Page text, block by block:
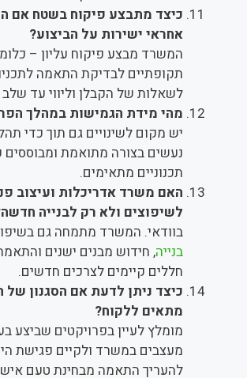
כיצד מתבצע פיקוח בשטח אם
אחראי ישירות על הביצוע?
המשרד מבצע פיקוח עליון –
תקופתיים לבדיקת התאמה
לשאלות של הקבלן וליווי עד
מהי מידת הגמישות במהלך
יש מקום לשינויים גם תוך כדי
נעשים בצורה מתואמת ומבוססים
תכנוניים מתאימים.
האם משרד אדריכלות ועיצוב
לשיפוצים ולא רק לבנייה
בוודאי. המשרד מתמחה גם
בנייה, חידוש מבנים ישנים
חללים קיימים לצרכים חדשים.
כיצד ניתן לדעת אם הסגנון
מתאים ללקוח?
מומלץ לעיין בפרויקטים שביצע
מעצבים במשרד ולקיים פגישת
להעריך התאמה מבחינת טעם